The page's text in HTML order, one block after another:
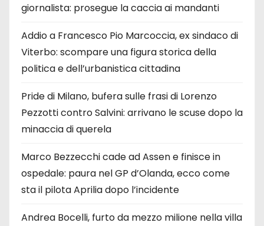
giornalista: prosegue la caccia ai mandanti
Addio a Francesco Pio Marcoccia, ex sindaco di
Viterbo: scompare una figura storica della
politica e dell’urbanistica cittadina
Pride di Milano, bufera sulle frasi di Lorenzo
Pezzotti contro Salvini: arrivano le scuse dopo la
minaccia di querela
Marco Bezzecchi cade ad Assen e finisce in
ospedale: paura nel GP d’Olanda, ecco come
sta il pilota Aprilia dopo l’incidente
Andrea Bocelli, furto da mezzo milione nella villa